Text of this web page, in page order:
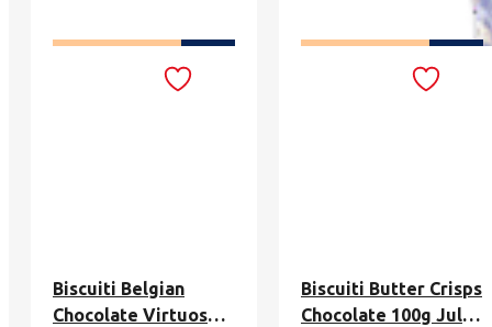
ADAUGĂ ÎN COȘ ADAUGĂ ÎN COȘ
Biscuiti Belgian
Chocolate Virtuoso
Biscuiti Butter Crisps
Chocolate 100g Jules